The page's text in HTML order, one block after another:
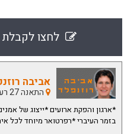
לחצו
אביבה
התאנה 27 רעננה
*ארגון והפקת ארועים *ייצוג של
בזמר העיברי *רפרטואר מיוחד לכל